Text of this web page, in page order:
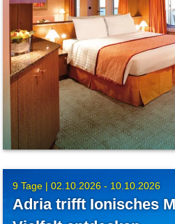
9 Tage |02.10.2026 - 10.10.2026
Adria trifft Ionisches